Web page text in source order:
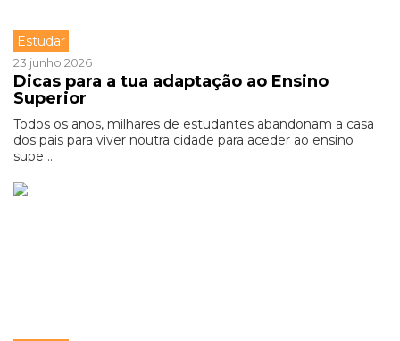
Estudar
23 junho 2026
Dicas para a tua adaptação ao Ensino
Superior
Todos os anos, milhares de estudantes abandonam a casa
dos pais para viver noutra cidade para aceder ao ensino
supe ...